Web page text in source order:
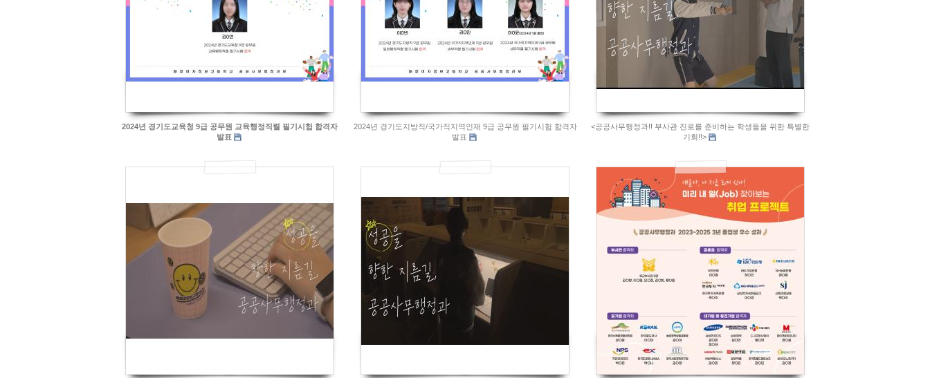
2024년 경기도교육청 9급 공무원 교육행정직렬 필기시험 합격자
발표
2024년 경기도지방직/국가직지역인재 9급 공무원 필기시험 합격자
발표
<공공사무행정과!! 부사관 진로를 준비하는 학생들을 위한 특별한
기회!!>
745 840